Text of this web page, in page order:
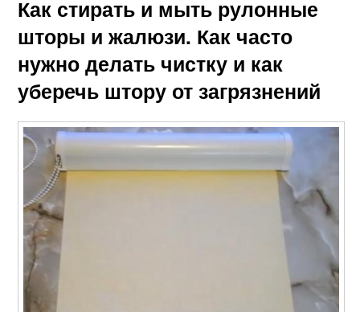
Как стирать и мыть рулонные
шторы и жалюзи. Как часто
нужно делать чистку и как
уберечь штору от загрязнений